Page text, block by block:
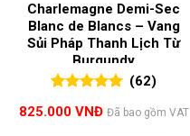
Charlemagne Demi-Sec
Blanc de Blancs – Vang
Sủi Pháp Thanh Lịch Từ
Burgundy
đánh giá
(62)
825.000 VNĐ Đã bao gồm VAT